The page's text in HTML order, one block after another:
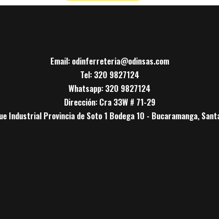
Email: odinferreteria@odinsas.com
Tel: 320 9827124
Whatsapp: 320 9827124
Dirección: Cra 33W # 71-29
Industrial Provincia de Soto 1 Bodega 10 - Bucaramanga,